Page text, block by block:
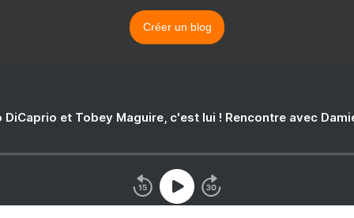
Créer un blog
DiCaprio et Tobey Maguire, c'est lui ! Rencontre avec